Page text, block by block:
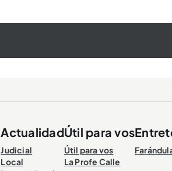
Actualidad
Judicial
Local
Útil para vos
Útil para vos
La Profe Calle